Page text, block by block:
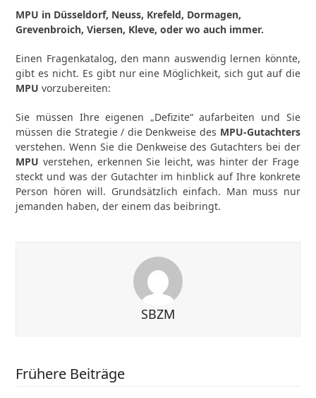
MPU in Düsseldorf, Neuss, Krefeld, Dormagen,
Grevenbroich, Viersen, Kleve, oder wo auch immer.
Einen Fragenkatalog, den mann auswendig lernen könnte,
gibt es nicht. Es gibt nur eine Möglichkeit, sich gut auf die
MPU vorzubereiten:
Sie müssen Ihre eigenen „Defizite“ aufarbeiten und Sie
müssen die Strategie / die Denkweise des MPU-Gutachters
verstehen. Wenn Sie die Denkweise des Gutachters bei der
MPU verstehen, erkennen Sie leicht, was hinter der Frage
steckt und was der Gutachter im hinblick auf Ihre konkrete
Person hören will. Grundsätzlich einfach. Man muss nur
jemanden haben, der einem das beibringt.
SBZM
Frühere Beiträge